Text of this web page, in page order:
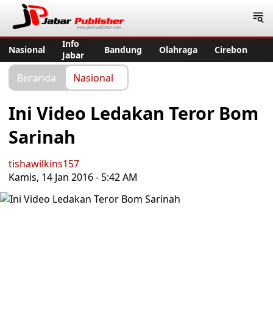
Nasional
Info
Jabar
Bandung Olahraga Cirebon
Beranda Nasional
Ini Video Ledakan Teror Bom
Sarinah
tishawilkins157
Kamis, 14 Jan 2016 - 5:42 AM